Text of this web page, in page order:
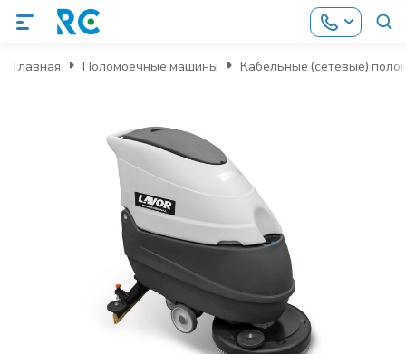
Главная Поломоечные машины Кабельные (сетевые)